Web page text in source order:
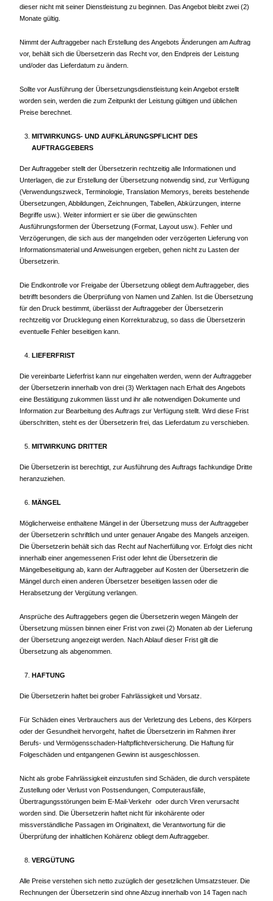
dieser nicht mit seiner Dienstleistung zu beginnen. Das Angebot bleibt zwei (2)
Monate gültig.
Nimmt der Auftraggeber nach Erstellung des Angebots Änderungen am Auftrag
vor, behält sich die Übersetzerin das Recht vor, den Endpreis der Leistung
und/oder das Lieferdatum zu ändern.
Sollte vor Ausführung der Übersetzungsdienstleistung kein Angebot erstellt
worden sein, werden die zum Zeitpunkt der Leistung gültigen und üblichen
Preise berechnet.
MITWIRKUNGS- UND AUFKLÄRUNGSPFLICHT DES
AUFTRAGGEBERS
Der Auftraggeber stellt der Übersetzerin rechtzeitig alle Informationen und
Unterlagen, die zur Erstellung der Übersetzung notwendig sind, zur Verfügung
(Verwendungszweck, Terminologie, Translation Memorys, bereits bestehende
Übersetzungen, Abbildungen, Zeichnungen, Tabellen, Abkürzungen, interne
Begriffe usw.). Weiter informiert er sie über die gewünschten
Ausführungsformen der Übersetzung (Format, Layout usw.). Fehler und
Verzögerungen, die sich aus der mangelnden oder verzögerten Lieferung von
Informationsmaterial und Anweisungen ergeben, gehen nicht zu Lasten der
Übersetzerin.
Die Endkontrolle vor Freigabe der Übersetzung obliegt dem Auftraggeber, dies
betrifft besonders die Überprüfung von Namen und Zahlen. Ist die Übersetzung
für den Druck bestimmt, überlässt der Auftraggeber der Übersetzerin
rechtzeitig vor Drucklegung einen Korrekturabzug, so dass die Übersetzerin
eventuelle Fehler beseitigen kann.
LIEFERFRIST
Die vereinbarte Lieferfrist kann nur eingehalten werden, wenn der Auftraggeber
der Übersetzerin innerhalb von drei (3) Werktagen nach Erhalt des Angebots
eine Bestätigung zukommen lässt und ihr alle notwendigen Dokumente und
Information zur Bearbeitung des Auftrags zur Verfügung stellt. Wird diese Frist
überschritten, steht es der Übersetzerin frei, das Lieferdatum zu verschieben.
MITWIRKUNG DRITTER
Die Übersetzerin ist berechtigt, zur Ausführung des Auftrags fachkundige Dritte
heranzuziehen.
MÄNGEL
Möglicherweise enthaltene Mängel in der Übersetzung muss der Auftraggeber
der Übersetzerin schriftlich und unter genauer Angabe des Mangels anzeigen.
Die Übersetzerin behält sich das Recht auf Nacherfüllung vor. Erfolgt dies nicht
innerhalb einer angemessenen Frist oder lehnt die Übersetzerin die
Mängelbeseitigung ab, kann der Auftraggeber auf Kosten der Übersetzerin die
Mängel durch einen anderen Übersetzer beseitigen lassen oder die
Herabsetzung der Vergütung verlangen.
Ansprüche des Auftraggebers gegen die Übersetzerin wegen Mängeln der
Übersetzung müssen binnen einer Frist von zwei (2) Monaten ab der Lieferung
der Übersetzung angezeigt werden. Nach Ablauf dieser Frist gilt die
Übersetzung als abgenommen.
HAFTUNG
Die Übersetzerin haftet bei grober Fahrlässigkeit und Vorsatz.
Für Schäden eines Verbrauchers aus der Verletzung des Lebens, des Körpers
oder der Gesundheit hervorgeht, haftet die Übersetzerin im Rahmen ihrer
Berufs- und Vermögensschaden-Haftpflichtversicherung. Die Haftung für
Folgeschäden und ent­gangenen Gewinn ist ausgeschlossen.
Nicht als grobe Fahrlässigkeit einzustufen sind Schäden, die durch verspätete
Zustellung oder Verlust von Postsendungen, Computerausfälle,
Übertragungsstörungen beim E-Mail-Verkehr oder durch Viren verursacht
worden sind. Die Übersetzerin haftet nicht für inkohärente oder
missverständliche Passagen im Originaltext, die Verantwortung für die
Überprüfung der inhaltlichen Kohärenz obliegt dem Auftraggeber.
VERGÜTUNG
Alle Preise verstehen sich netto zuzüglich der gesetzlichen Umsatzsteuer. Die
Rechnungen der Übersetzerin sind ohne Abzug innerhalb von 14 Tagen nach